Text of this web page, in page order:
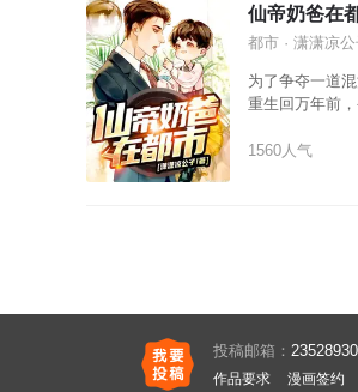
仙帝奶爸在
都市 · 潇潇凉公
为了争夺一道
重生回万年前
个逍遥自在的
1560人气
投稿邮箱：
作品要求 漫画签约